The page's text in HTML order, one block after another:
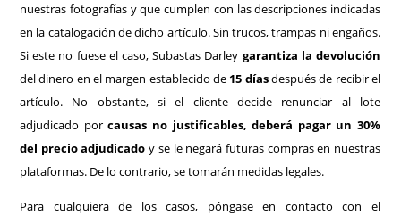
nuestras fotografías y que cumplen con las descripciones indicadas
en la catalogación de dicho artículo. Sin trucos, trampas ni engaños.
Si este no fuese el caso, Subastas Darley garantiza la devolución
del dinero en el margen establecido de 15 díasdespués de recibir el
artículo. No obstante, si el cliente decide renunciar al lote
adjudicado porcausas no justificables, deberá pagar un 30%
del precio adjudicado y se le negará futuras compras en nuestras
plataformas. De lo contrario, se tomarán medidas legales.
Para cualquiera de los casos, póngase en contacto con el